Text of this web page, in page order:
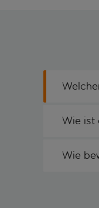
Wie ist
Wie